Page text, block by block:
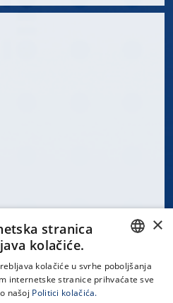
CROATIAN
×
stranica
kolačiće.
kolačiće u svrhe poboljšanja
internetske stranice prihvaćate sve
našoj Politici kolačića.